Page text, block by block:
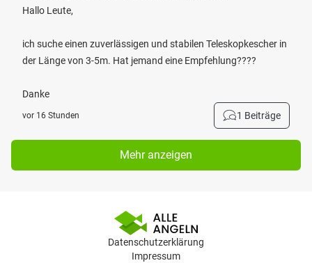
Hallo Leute,
ich suche einen zuverlässigen und stabilen Teleskopkescher in
der Länge von 3-5m. Hat jemand eine Empfehlung????
Danke
vor 16 Stunden 1 Beiträge
Mehr anzeigen
Datenschutzerklärung
Impressum